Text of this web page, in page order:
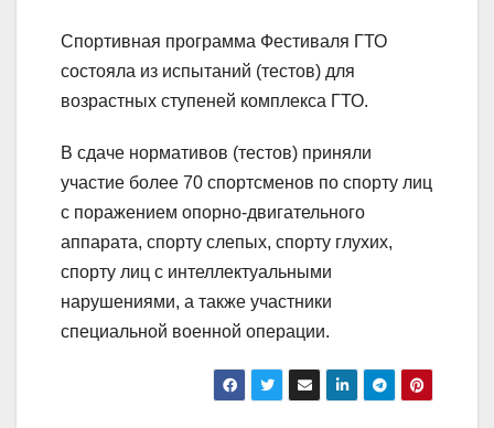
Спортивная программа Фестиваля ГТО
состояла из испытаний (тестов) для
возрастных ступеней комплекса ГТО.
В сдаче нормативов (тестов) приняли
участие более 70 спортсменов по спорту лиц
с поражением опорно-двигательного
аппарата, спорту слепых, спорту глухих,
спорту лиц с интеллектуальными
нарушениями, а также участники
специальной военной операции.